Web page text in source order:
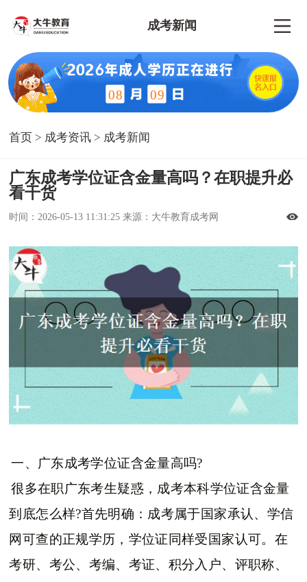
成考新闻
08 09
首页 > 成考资讯 > 成考新闻
广东成考学位证含金量高吗？在职提升必
看干货
时间：2026-05-13 11:31:25 来源：大牛教育成考网
一、广东成考学位证含金量高吗?
很多在职广东考生疑惑，成考本科学位证含金量
到底怎么样?首先明确：成考属于国家承认、学信
网可查的正规学历，学位证同样受国家认可。在
考研、考公、考编、考证、积分入户、评职称、